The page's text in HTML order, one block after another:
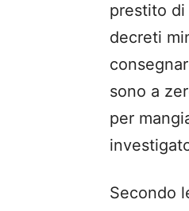
prestito
decreti
sono a
per
Secondo